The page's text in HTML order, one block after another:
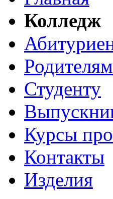
Колледж
Родителям
Студенту
Курсы
Контакты
Изделия